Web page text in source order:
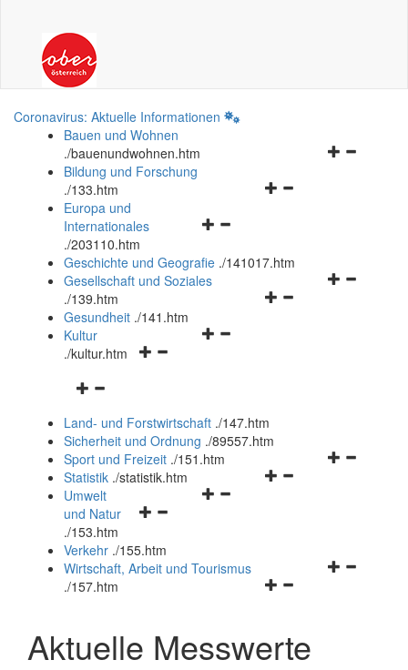
Coronavirus: Aktuelle Informationen
Bauen und Wohnen
./bauenundwohnen.htm
Navigationsmenü
Bildung und Forschung
./133.htm
Navigationsmenü
und
schließen
Europa und
Internationales
./203110.htm
Geschichte und Geografie ./141017.htm
Navigationsmenü
Gesellschaft und Soziales
./139.htm
Navigationsmenü
Gesundheit ./141.htm
Navigationsmenü
Kultur
./kultur.htm
Navigationsmenü
und
schließen
Land- und Forstwirtschaft ./147.htm
Sicherheit und Ordnung ./89557.htm
Navigationsmenü
Sport und Freizeit ./151.htm
Navigationsmenü
Statistik ./statistik.htm
Navigationsmenü
und
schließen
Umwelt
und Natur
./153.htm
Verkehr ./155.htm
Navigationsmenü
schließen
Wirtschaft, Arbeit und Tourismus
./157.htm
Aktuelle Messwerte